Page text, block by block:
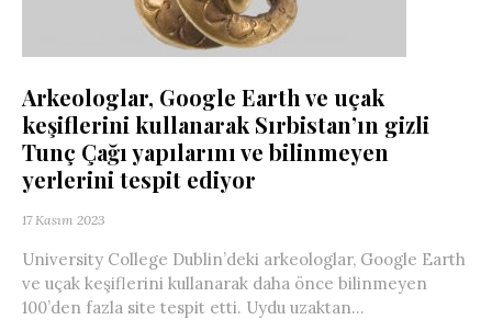
Arkeologlar, Google Earth ve uçak
keşiflerini kullanarak Sırbistan’ın gizli
Tunç Çağı yapılarını ve bilinmeyen
yerlerini tespit ediyor
17 Kasım 2023
University College Dublin’deki arkeologlar, Google Earth
ve uçak keşiflerini kullanarak daha önce bilinmeyen
100’den fazla site tespit etti. Uydu uzaktan...